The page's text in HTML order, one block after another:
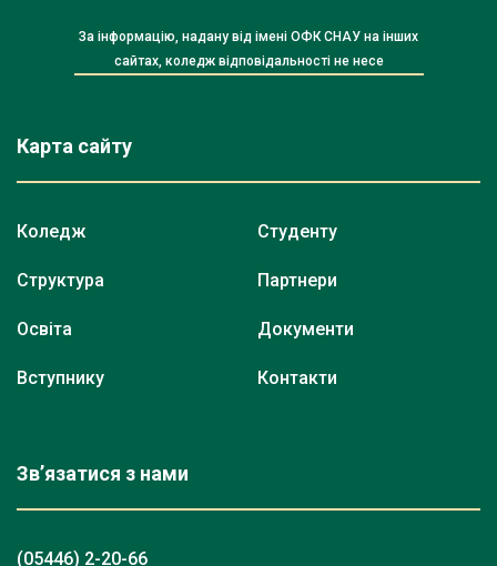
За інформацію, надану від імені ОФК СНАУ на інших
сайтах, коледж відповідальності не несе
Карта сайту
Коледж
Структура
Освіта
Вступнику
Студенту
Партнери
Документи
Контакти
Зв’язатися з нами
(05446) 2-20-66